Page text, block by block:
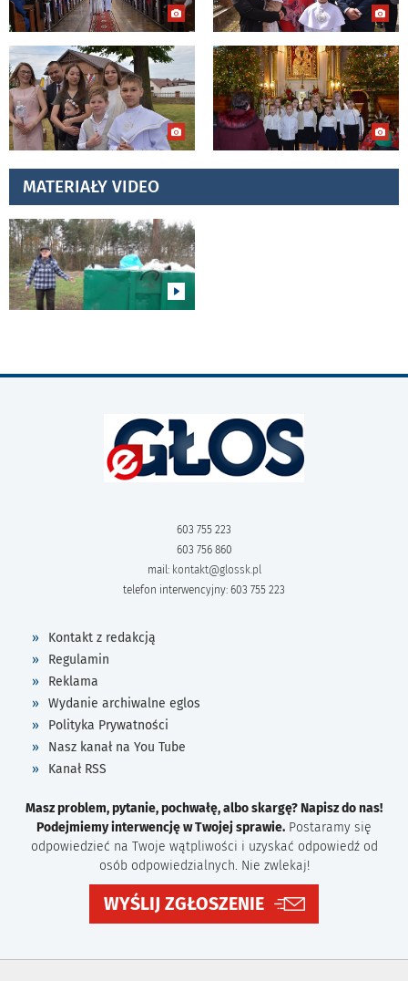
MATERIAŁY VIDEO
603 755 223
603 756 860
mail: kontakt@glossk.pl
telefon interwencyjny: 603 755 223
Kontakt z redakcją
Regulamin
Reklama
Wydanie archiwalne eglos
Polityka Prywatności
Nasz kanał na You Tube
Kanał RSS
Masz problem, pytanie, pochwałę, albo skargę? Napisz do nas!
Podejmiemy interwencję w Twojej sprawie. Postaramy się
odpowiedzieć na Twoje wątpliwości i uzyskać odpowiedź od
osób odpowiedzialnych. Nie zwlekaj!
WYŚLIJ ZGŁOSZENIE